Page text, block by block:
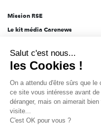
Mission RSE
Le kit média Carenews
AEF info
Novethic
PRODURABLE
Inclusiv Day
Salut c'est nous...
les Cookies !
On a attendu d'être sûrs que le
ce site vous intéresse avant de
déranger, mais on aimerait
visite...
C'est OK pour vous ?